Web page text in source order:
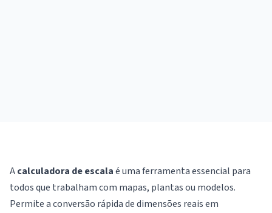
Acalculadora de escalaé uma ferramenta essencial para
todos que trabalham com mapas, plantas ou modelos.
Permite a conversão rápida de dimensões reais em